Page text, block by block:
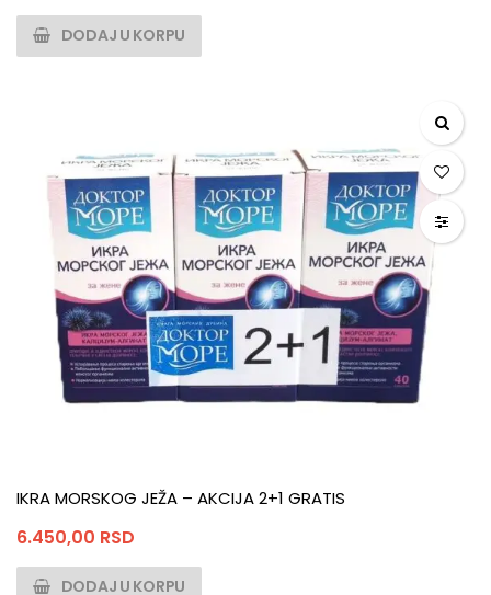
DODAJ U KORPU
IKRA MORSKOG JEŽA – AKCIJA 2+1 GRATIS
6.450,00 RSD
DODAJ U KORPU